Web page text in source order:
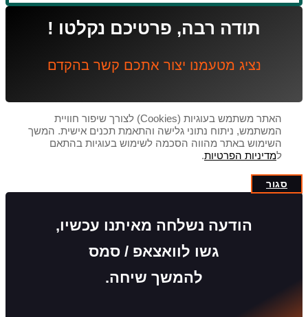
תודה רבה, פרטיכם נקלטו !
נציג מטעמנו יצור אתכם קשר בהקדם
האתר משתמש בעוגיות (Cookies) לצורך שיפור חוויית
המשתמש, ניתוח נתוני גלישה והתאמת תכנים אישית. המשך
השימוש באתר מהווה הסכמה לשימוש בעוגיות בהתאם
למדיניות הפרטיות.
סגור
הודעה נשלחה מאיתנו עכשיו,
גשו לוואצאפ / סמס
להמשך שיחה.